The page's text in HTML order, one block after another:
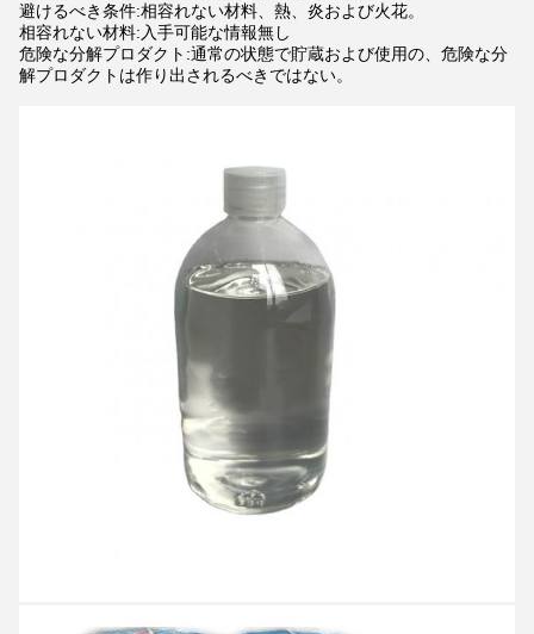
避けるべき条件:相容れない材料、熱、炎および火花。
相容れない材料:入手可能な情報無し
危険な分解プロダクト:通常の状態で貯蔵および使用の、危険な分
解プロダクトは作り出されるべきではない。